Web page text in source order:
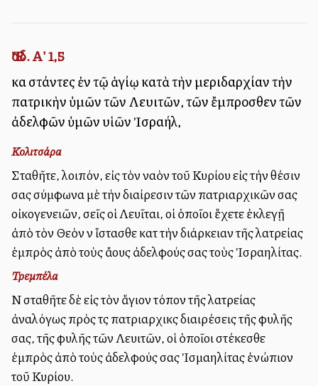
Ἔσδ. Α' 1,5
καὶ στάντες ἐν τῷ ἁγίῳ κατὰ τὴν μεριδαρχίαν τὴν
πατρικὴν ὑμῶν τῶν Λευιτῶν, τῶν ἔμπροσθεν τῶν
ἀδελφῶν ὑμῶν υἱῶν Ἰσραήλ,
Κολιτσάρα
Σταθῆτε, λοιπόν, εἰς τὸν ναὸν τοῦ Κυρίου εἰς τὴν θέσιν
σας σύμφωνα μὲ τὴν διαίρεσιν τῶν πατριαρχικῶν σας
οἰκογενειῶν, σεῖς οἱ Λευῖται, οἱ ὁποῖοι ἔχετε ἐκλεγῇ
ἀπὸ τὸν Θεὸν νὰ ἵστασθε κατὰ τὴν διάρκειαν τῆς λατρείας
ἐμπρὸς ἀπὸ τοὺς ἄλλους ἀδελφούς σας τοὺς Ἰσραηλίτας.
Τρεμπέλα
Νὰ σταθῆτε δὲ εἰς τὸν ἅγιον τόπον τῆς λατρείας
ἀναλόγως πρὸς τὰς πατριαρχικὰς διαιρέσεις τῆς φυλῆς
σας, τῆς φυλῆς τῶν Λευιτῶν, οἱ ὁποῖοι στέκεσθε
ἐμπρὸς ἀπὸ τοὺς ἀδελφούς σας Ἰσμαηλίτας ἐνώπιον
τοῦ Κυρίου.